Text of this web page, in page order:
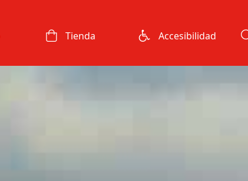
Tienda Accesibilidad